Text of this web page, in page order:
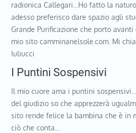
radionica Callegari…Ho fatto la
adesso preferisco dare spazio agli
Grande Purificazione che porto avanti
mio sito camminanelsole.com. Mi
Iuliucci
I Puntini Sospensivi
Il mio cuore ama i puntini
del giudizio so che apprezzerà
sito rende felice la bambina che è in
ciò che conta…